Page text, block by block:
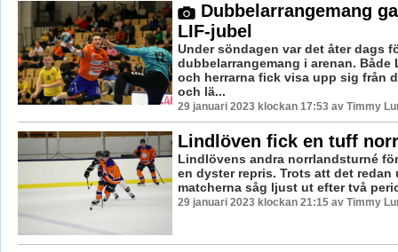
Dubbelarrangemang
LIF-jubel
Under söndagen var det åter dags
dubbelarrangemang i arenan. Både
och herrarna fick visa upp sig från
och lä...
29 januari 2023 klockan 17:53 av Timmy
Lindlöven fick en tuff
Lindlövens andra norrlandsturné
en dyster repris. Trots att det redan
matcherna såg ljust ut efter två
29 januari 2023 klockan 21:15 av Timmy